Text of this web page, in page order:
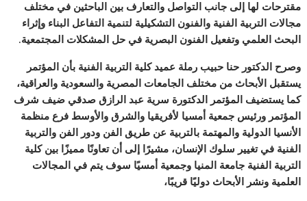
مقترحات لها إلى جانب التواصل والتعارف بين الباحثين في مختلف
مجالات التربية الفنية والفنون التشكيلية لتنمية التفاعل البناء وإثراء
البحث العلمي وتفعيل الفنون البصرية في حل المشكلات المجتمعية.
وصرح الدكتور حنا حبيب رملة عميد كلية التربية الفنية بأن المؤتمر
يستقبل الأبحاث من مختلف الجامعات المصرية والسعودية والعراقية،
كما يستضيف المؤتمر الدكتورة سرية عبد الرازق صدقي ضيف شرف
المؤتمر ورئيس جمعية أمسيا لأفريقيا والشرق والأوسط فرع منظمة
الأنسيا الدولية والمهتمة بالتربية عن طريق الفن ودور الفن والتربية
الفنية في تغيير سلوك الإنسان، مشيرًا إلى أن تعاونًا مميزًا بين كلية
التربية الفنية جامعة المنيا وجمعية أمسيًا سوف يتم في المجالات
العلمية ونشر الأبحاث دوليًا قريبًا،